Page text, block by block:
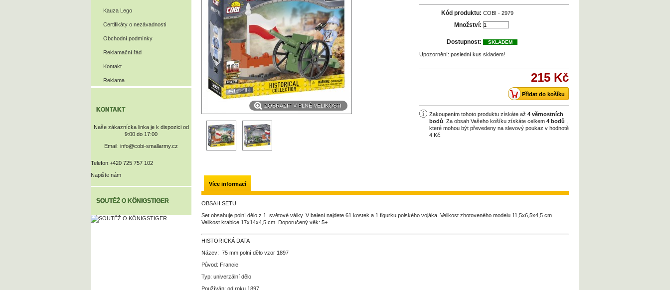
Kauza Lego
Certifikáty o nezávadnosti
Obchodní podmínky
Reklamační řád
Kontakt
Reklama
KONTAKT
Naše zákaznícka linka je k dispozici od
9:00 do 17:00
Email: info@cobi-smallarmy.cz
Telefon:+420 725 757 102
Napište nám
SOUTĚŽ O KÖNIGSTIGER
ZOBRAZIT V PLNÉ VELIKOSTI
Kód produktu: COBI - 2979
Množství:
Dostupnost: SKLADEM
Upozornění: poslední kus skladem!
215 Kč
Zakoupením tohoto produktu získáte až 4 věrnostních
bodů . Za obsah Vašeho košíku získáte celkem 4 bodů
které mohou být převedeny na slevový poukaz v hodnotě
4 Kč
Více informací
OBSAH SETU
Set obsahuje polní dělo z 1. světové války. V balení najdete 61 kostek a 1 figurku polského vojáka. Velikost zhotoveného modelu 11,5x6,5x4,5 cm.
Velikost krabice 17x14x4,5 cm. Doporučený věk: 5+
HISTORICKÁ DATA
Název: 75 mm polní dělo vzor 1897
Původ: Francie
Typ: univerzální dělo
Používán: od roku 1897